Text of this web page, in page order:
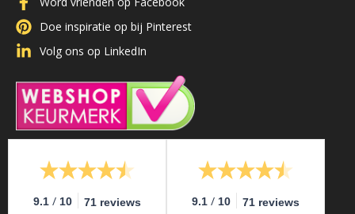
Doe inspiratie op bij Pinterest
Volg ons op LinkedIn
9.1 / 10 71 reviews 9.1 / 10 71 reviews